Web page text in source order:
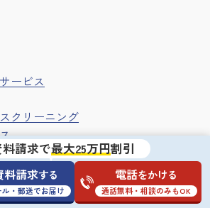
ービス
クリーニング
いて
請求で最大25万円割引
料請求する
ル・郵送でお届け
電話をかける
通話無料・相談のみもOK